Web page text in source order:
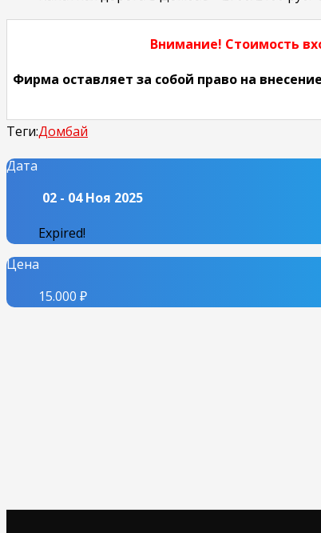
Внимание! Стоимость
Фирма оставляет за собой право на
Теги:Домбай
Дата
02 - 04 Ноя 2025
Expired!
Цена
15.000 ₽